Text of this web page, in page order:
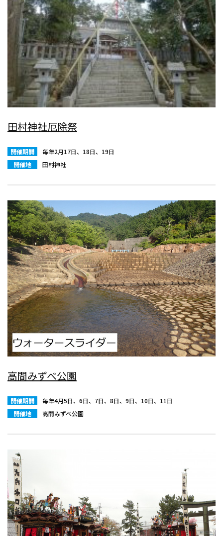
田村神社厄除祭
開催期間
毎年2月17日、18日、19日
開催地
田村神社
高間みずべ公園
開催期間
毎年4月5日、6日、7日、8日、9日、10日、11日
開催地
高間みずべ公園